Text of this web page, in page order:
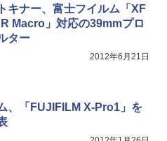
キナー、富士フイルム「XF
Macro」対応の39mmプロ
ター
2012年6月21日
、「FUJIFILM X-Pro1」を